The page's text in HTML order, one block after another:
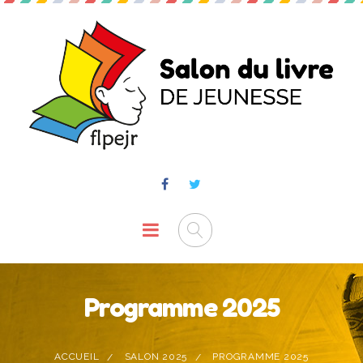
Programme 2025
ACCUEIL SALON 2025 PROGRAMME 2025